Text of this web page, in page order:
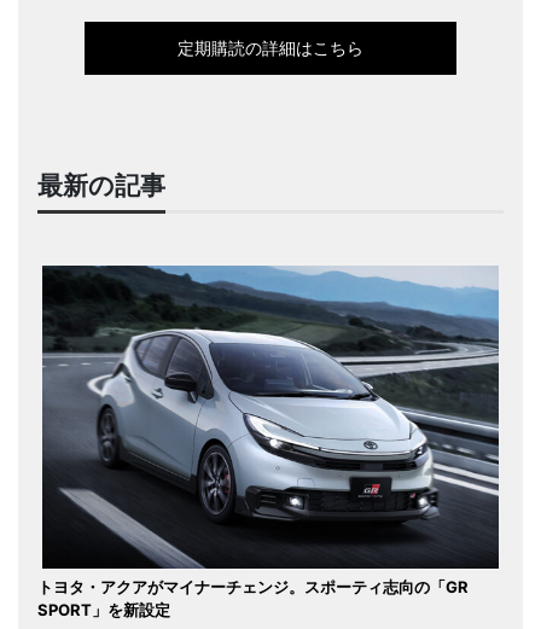
定期購読の詳細はこちら
最新の記事
トヨタ・アクアがマイナーチェンジ。スポーティ志向の「GR
SPORT」を新設定